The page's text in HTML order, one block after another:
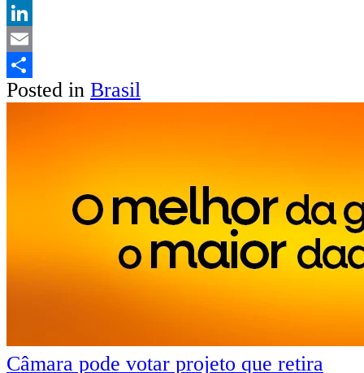
Twitter
LinkedIn
Email
Share
Posted in Brasil
Câmara pode votar projeto que retira